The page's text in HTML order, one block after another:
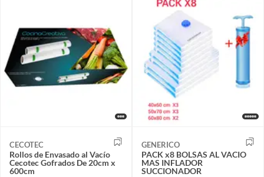
CECOTEC
Rollos de Envasado al Vacío
Cecotec Gofrados De 20cm x
600cm
GENERICO
PACK x8 BOLSAS AL VACIO
MAS INFLADOR
SUCCIONADOR